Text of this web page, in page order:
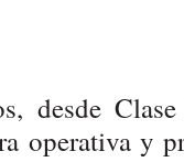
desde
operativa y